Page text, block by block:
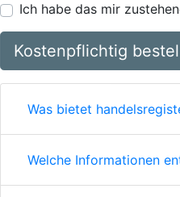
Ich habe das mir
Kostenpflichtig
Was bietet
Welche Informationen